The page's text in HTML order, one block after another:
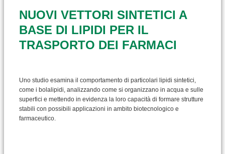
NUOVI VETTORI SINTETICI A
BASE DI LIPIDI PER IL
TRASPORTO DEI FARMACI
Uno studio esamina il comportamento di particolari lipidi sintetici,
come i bolalipidi, analizzando come si organizzano in acqua e sulle
superfici e mettendo in evidenza la loro capacità di formare strutture
stabili con possibili applicazioni in ambito biotecnologico e
farmaceutico.